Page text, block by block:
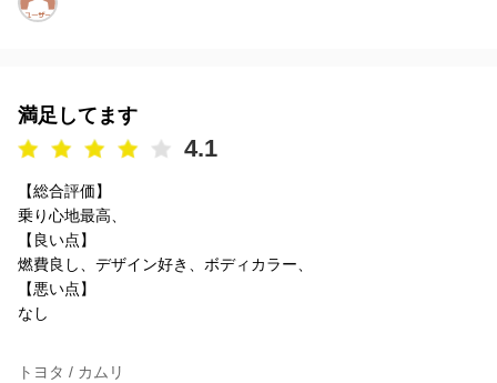
満足してます
4.1
【総合評価】
乗り心地最高、
【良い点】
燃費良し、デザイン好き、ボディカラー、
【悪い点】
なし
トヨタ / カムリ